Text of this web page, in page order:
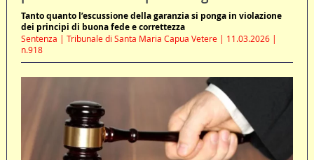
Tanto quanto l’escussione della garanzia si ponga in violazione
dei principi di buona fede e correttezza
Sentenza | Tribunale di Santa Maria Capua Vetere | 11.03.2026 |
n.918